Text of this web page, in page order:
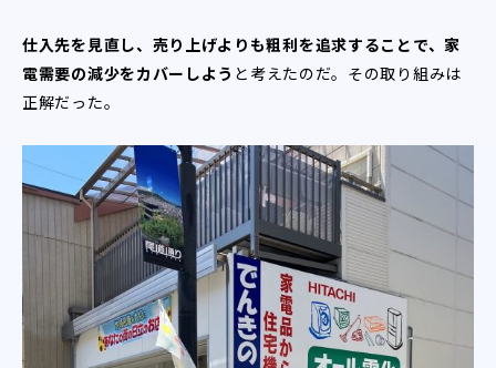
仕入先を見直し、売り上げよりも粗利を追求することで、家
電需要の減少をカバーしよう と考えたのだ。その取り組みは
正解だった。